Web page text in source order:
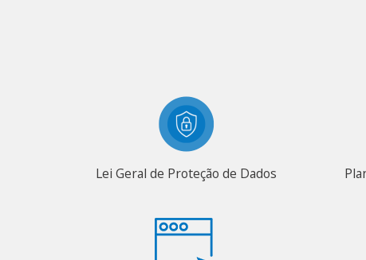
Lei Geral de Proteção de Dados